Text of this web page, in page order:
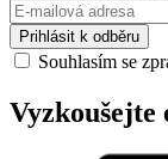
Prihlásit k odběru
Souhlasím se
Vyzkoušejte